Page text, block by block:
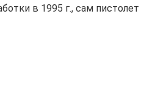
в 1995 г., сам пистолет